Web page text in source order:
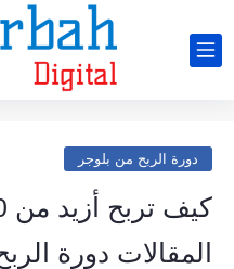
دورة الربح من بلوجر
المقالات دورة الربح